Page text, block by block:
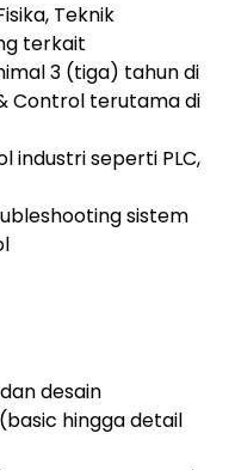
Teknik
terkait
3 (tiga) tahun di
Control terutama di
industri seperti PLC,
sistem
desain
hingga detail